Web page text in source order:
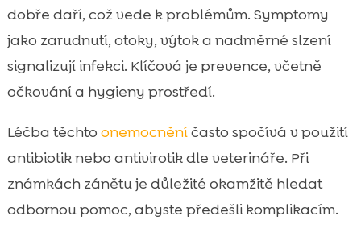
dobře daří, což vede k problémům. Symptomy
jako zarudnutí, otoky, výtok a nadměrné slzení
signalizují infekci. Klíčová je prevence, včetně
očkování a hygieny prostředí.
Léčba těchto onemocněníčasto spočívá v použití
antibiotik nebo antivirotik dle veterináře. Při
známkách zánětu je důležité okamžitě hledat
odbornou pomoc, abyste předešli komplikacím.